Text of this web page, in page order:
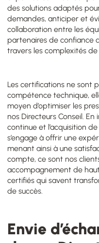
des solutions adaptés
demandes, anticiper et
collaboration entre les
partenaires de confiance
travers les complexités
Les certifications ne sont
compétence technique,
moyen d’optimiser les
nos Directeurs Conseil.
continue et l’acquisition
s’engage à offrir une
menant ainsi à une
compte, ce sont nos
accompagnement de
certifiés qui savent
de succès.
Envie